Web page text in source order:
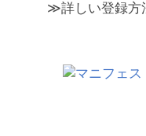
≫詳しい登録方